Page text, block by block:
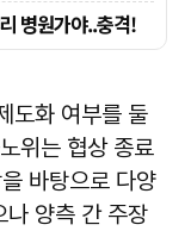
도화 여부를 둘
위는 협상 종료
바탕으로 다양
나 양측 간 주장